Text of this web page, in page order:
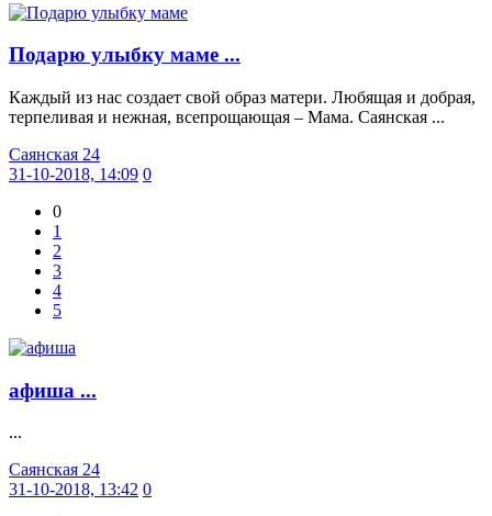
Подарю улыбку маме ...
Каждый из нас создает свой образ матери. Любящая и добрая,
терпеливая и нежная, всепрощающая – Мама. Саянская ...
Саянская 24
31-10-2018, 14:09 0
0
1
2
3
4
5
афиша ...
...
Саянская 24
31-10-2018, 13:42 0